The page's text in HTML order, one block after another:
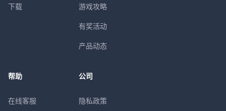
下载 游戏攻略
有奖活动
产品动态
帮助
在线客服
公司
隐私政策